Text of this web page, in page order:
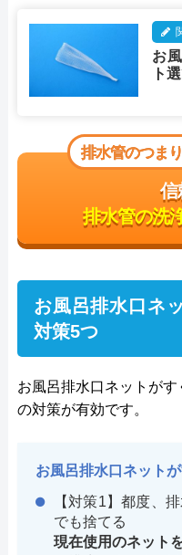
お
ト
排水管のつま
信
排水管の洗
お風呂排水口ネ
対策5つ
お風呂排水口ネットが
の対策が有効です。
お風呂排水口ネット
【対策1】都度、
でも捨てる
現在使用のネット